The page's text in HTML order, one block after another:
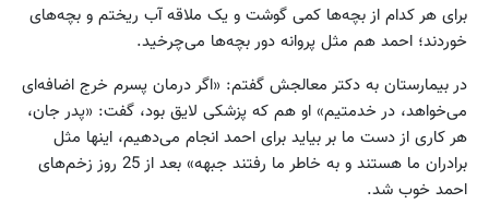
برای هر کدام از بچه‌ها کمی گوشت و یک ملاقه آب ریختم و بچه‌های
خوردند؛ احمد هم مثل پروانه دور بچه‌ها می‌چرخید.
در بیمارستان به دکتر معالجش گفتم: «اگر درمان پسرم خرج اضافه‌ای
می‌خواهد، در خدمتیم» او هم که پزشکی لایق بود، گفت: «پدر جان،
هر کاری از دست ما بر بیاید برای احمد انجام می‌دهیم، اینها مثل
برادران ما هستند و به خاطر ما رفتند جبهه» بعد از 25 روز زخم‌های
احمد خوب شد.